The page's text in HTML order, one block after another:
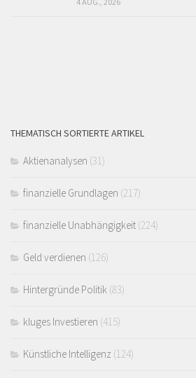
THEMATISCH SORTIERTE ARTIKEL
Aktienanalysen (31)
finanzielle Grundlagen (217)
finanzielle Unabhängigkeit (224)
Geld verdienen (126)
Hintergründe Politik (83)
kluges Investieren (415)
Künstliche Intelligenz (124)